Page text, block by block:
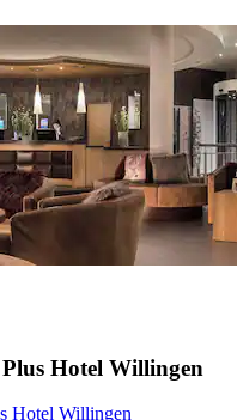
Plus Hotel Willingen
Hotel Willingen